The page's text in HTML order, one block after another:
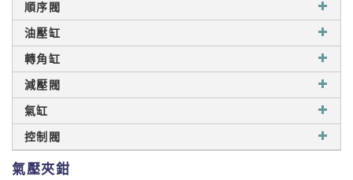
順序閥
油壓缸
轉角缸
減壓閥
氣缸
控制閥
氣壓夾鉗